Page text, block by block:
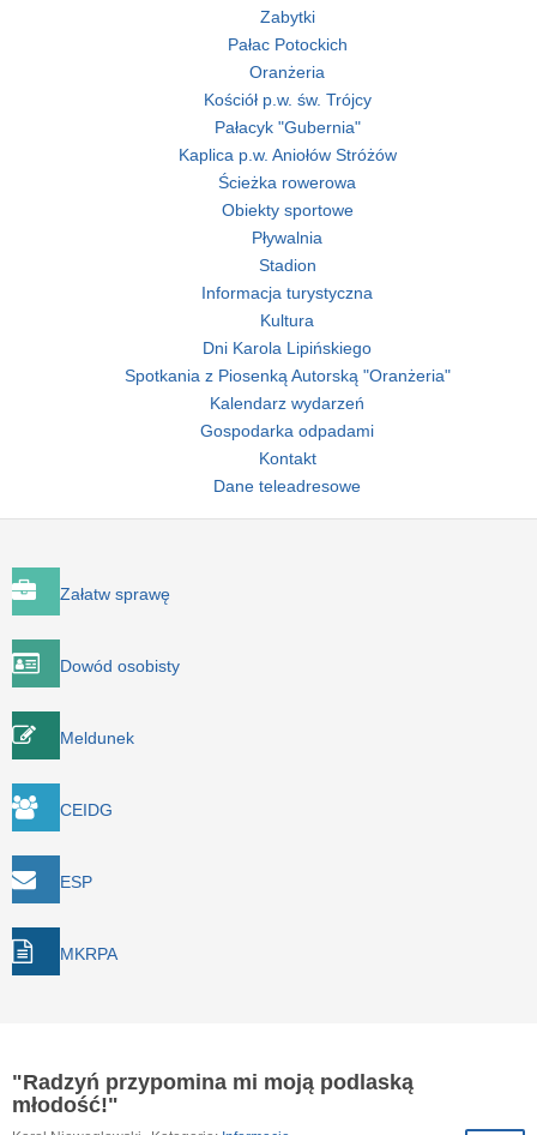
Zabytki
Pałac Potockich
Oranżeria
Kościół p.w. św. Trójcy
Pałacyk "Gubernia"
Kaplica p.w. Aniołów Stróżów
Ścieżka rowerowa
Obiekty sportowe
Pływalnia
Stadion
Informacja turystyczna
Kultura
Dni Karola Lipińskiego
Spotkania z Piosenką Autorską "Oranżeria"
Kalendarz wydarzeń
Gospodarka odpadami
Kontakt
Dane teleadresowe
Załatw sprawę
Dowód osobisty
Meldunek
CEIDG
ESP
MKRPA
"Radzyń przypomina mi moją podlaską
młodość!"